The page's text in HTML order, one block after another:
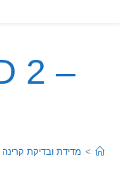
2 –
מדידת ובדיקת קרינה בלתי